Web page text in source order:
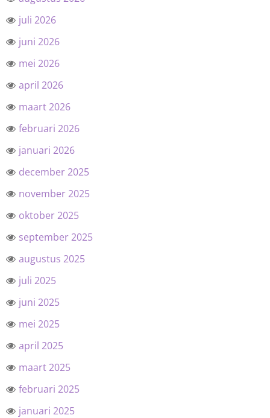
juli 2026
juni 2026
mei 2026
april 2026
maart 2026
februari 2026
januari 2026
december 2025
november 2025
oktober 2025
september 2025
augustus 2025
juli 2025
juni 2025
mei 2025
april 2025
maart 2025
februari 2025
januari 2025